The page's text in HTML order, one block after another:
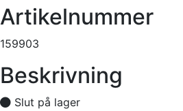
Artikelnummer
159903
Beskrivning
Slut på lager